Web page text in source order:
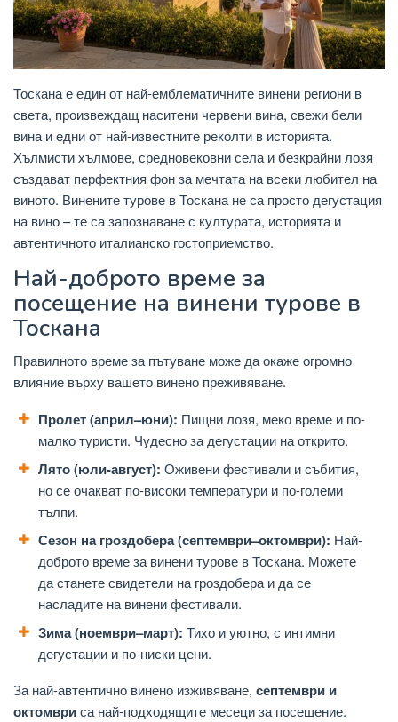
Тоскана е един от най-емблематичните винени региони в
света, произвеждащ наситени червени вина, свежи бели
вина и едни от най-известните реколти в историята.
Хълмисти хълмове, средновековни села и безкрайни лозя
създават перфектния фон за мечтата на всеки любител на
виното. Винените турове в Тоскана не са просто дегустация
на вино – те са запознаване с културата, историята и
автентичното италианско гостоприемство.
Най-доброто време за
посещение на винени турове в
Тоскана
Правилното време за пътуване може да окаже огромно
влияние върху вашето винено преживяване.
Пролет (април–юни): Пищни лозя, меко време и по-
малко туристи. Чудесно за дегустации на открито.
Лято (юли-август): Оживени фестивали и събития,
но се очакват по-високи температури и по-големи
тълпи.
Сезон на гроздобера (септември–октомври): Най-
доброто време за винени турове в Тоскана. Можете
да станете свидетели на гроздобера и да се
насладите на винени фестивали.
Зима (ноември–март): Тихо и уютно, с интимни
дегустации и по-ниски цени.
За най-автентично винено изживяване, септември и
октомвриса най-подходящите месеци за посещение.